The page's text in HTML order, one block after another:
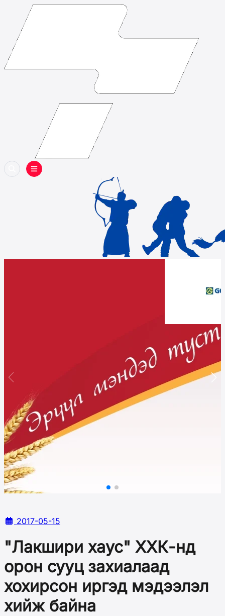
2017-05-15
"Лакшири хаус" ХХК-нд
орон сууц захиалаад
хохирсон иргэд мэдээлэл
хийж байна